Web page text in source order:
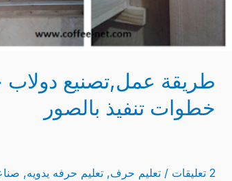
طريقة عمل,تصنيع دولاب
خطوات تنفيذ بالصور
2 تعليقات / تعليم حرف, تعليم حرفه يدويه,